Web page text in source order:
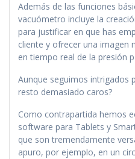
Además de las funciones
vacuómetro incluye la
para justificar en que has
cliente y ofrecer una imagen
en tiempo real de la presión
Aunque seguimos intrigados
resto demasiado caros?
Como contrapartida hemos
software para Tablets y
que son tremendamente
apuro, por ejemplo, en un